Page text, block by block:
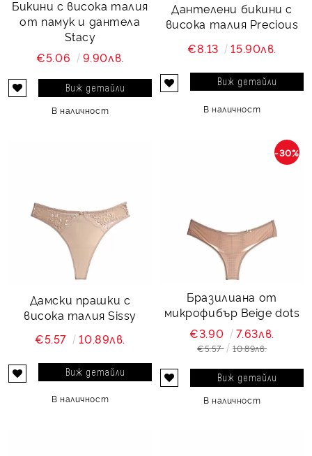
Бикини с висока талия
от памук и дантела
Stacy
€5.06
9.90лв.
Виж детайли
В наличност
Дантелени бикини с
висока талия Precious
€8.13
15.90лв.
Виж детайли
В наличност
Дамски прашки с
висока талия Sissy
€5.57
10.89лв.
Виж детайли
В наличност
Бразилиана от
микрофибър Beige dots
-30%
€3.90 7.63лв.
€5.57 10.89лв.
Виж детайли
В наличност